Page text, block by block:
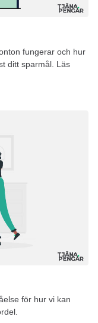
fungerar och hur
ditt sparmål. Läs
för hur vi kan